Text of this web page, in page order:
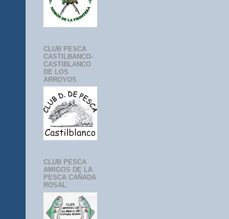
CLUB PESCA
CASTILBANCO-
CASTIBLANCO
DE LOS
ARROYOS
CLUB PESCA
AMIGOS DE LA
PESCA CAÑADA
ROSAL